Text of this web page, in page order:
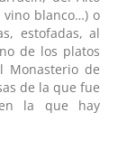
vino blanco…) o
estofadas, al
de los platos
Monasterio de
de la que fue
la que hay